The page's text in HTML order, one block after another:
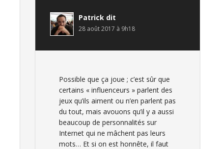
Patrick dit
28 août 2017 à 9h18
Possible que ça joue ; c’est sûr que
certains « influenceurs » parlent des
jeux qu’ils aiment ou n’en parlent pas
du tout, mais avouons qu’il y a aussi
beaucoup de personnalités sur
Internet qui ne mâchent pas leurs
mots… Et si on est honnête, il faut